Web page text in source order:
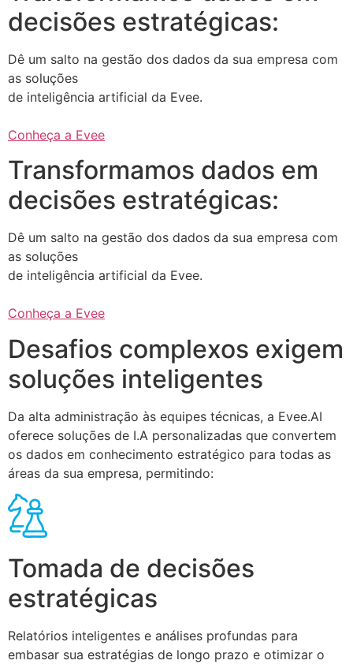
decisões estratégicas:
Dê um salto na gestão dos dados da sua empresa com
as soluções
de inteligência artificial da Evee.
Conheça a Evee
Transformamos dados em
decisões estratégicas:
Dê um salto na gestão dos dados da sua empresa com
as soluções
de inteligência artificial da Evee.
Conheça a Evee
Desafios complexos exigem
soluções inteligentes
Da alta administração às equipes técnicas, a Evee.AI
oferece soluções de I.A personalizadas que convertem
os dados em conhecimento estratégico para todas as
áreas da sua empresa, permitindo:
Tomada de decisões
estratégicas
Relatórios inteligentes e análises profundas para
embasar sua estratégias de longo prazo e otimizar o